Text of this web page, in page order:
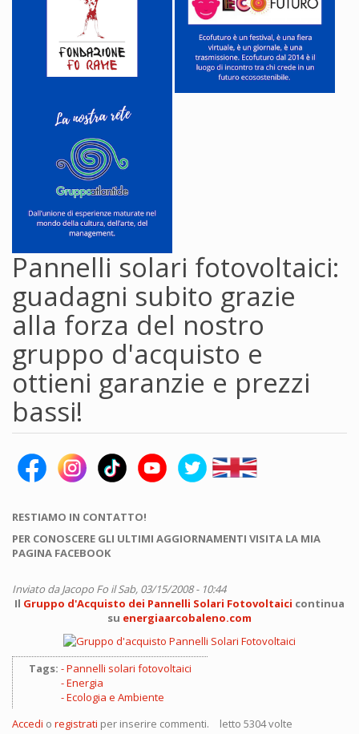
Pannelli solari fotovoltaici:
guadagni subito grazie
alla forza del nostro
gruppo d'acquisto e
ottieni garanzie e prezzi
bassi!
RESTIAMO IN CONTATTO!
PER CONOSCERE GLI ULTIMI AGGIORNAMENTI VISITA LA MIA
PAGINA FACEBOOK
Inviato daJacopo Fo il Sab, 03/15/2008 - 10:44
Il Gruppo d'Acquisto dei Pannelli Solari Fotovoltaici continua
su energiaarcobaleno.com
Tags:
Pannelli solari fotovoltaici
Energia
Ecologia e Ambiente
Accedi o registrati per inserire commenti. letto 5304 volte